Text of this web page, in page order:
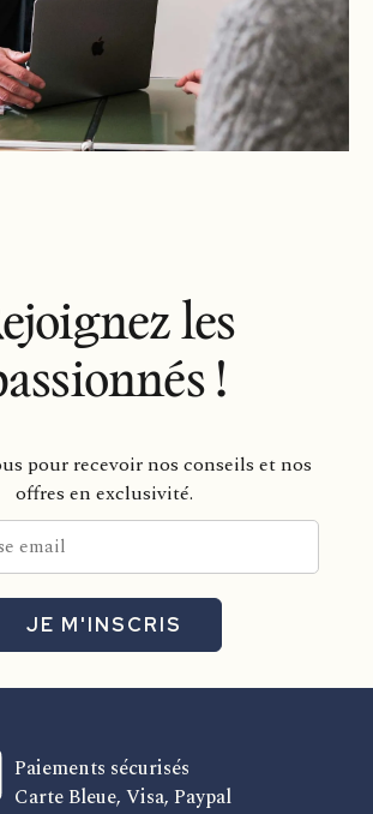
les
!
pour recevoir nos conseils et nos
offres en exclusivité.
JE M'INSCRIS
Paiements sécurisés
Carte Bleue, Visa, Paypal